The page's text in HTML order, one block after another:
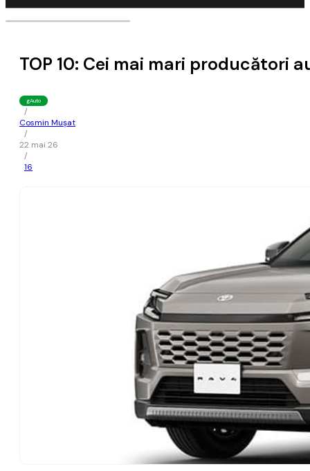
TOP 10: Cei mai mari producători
gAuto
/
Cosmin Mușat
/
22 mai 26
/
16